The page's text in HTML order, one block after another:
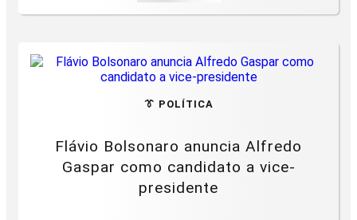
👔 POLÍTICA
Flávio Bolsonaro anuncia Alfredo
Gaspar como candidato a vice-
presidente